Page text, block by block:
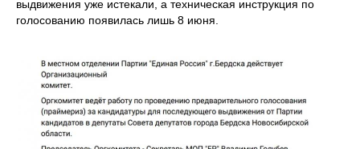
выдвижения уже истекали, а техническая инструкция по
голосованию появилась лишь 8 июня.